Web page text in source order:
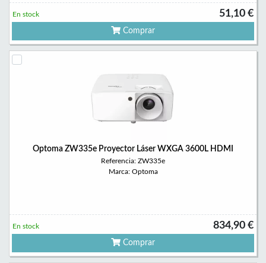
51,10 €
En stock
Comprar
Optoma ZW335e Proyector Láser WXGA 3600L HDMI
Referencia: ZW335e
Marca: Optoma
834,90 €
En stock
Comprar